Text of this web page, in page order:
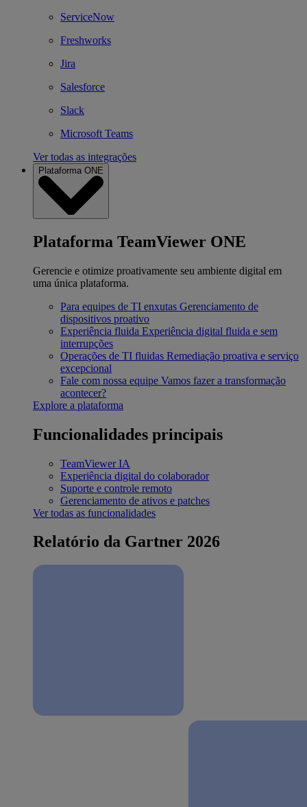
ServiceNow
Freshworks
Jira
Salesforce
Slack
Microsoft Teams
Ver todas as integrações
Plataforma ONE
Plataforma TeamViewer ONE
Gerencie e otimize proativamente seu ambiente digital em
uma única plataforma.
Para equipes de TI enxutas Gerenciamento de
dispositivos proativo
Experiência fluida Experiência digital fluida e sem
interrupções
Operações de TI fluidas Remediação proativa e serviço
excepcional
Fale com nossa equipe Vamos fazer a transformação
acontecer?
Explore a plataforma
Funcionalidades principais
TeamViewer IA
Experiência digital do colaborador
Suporte e controle remoto
Gerenciamento de ativos e patches
Ver todas as funcionalidades
Relatório da Gartner 2026